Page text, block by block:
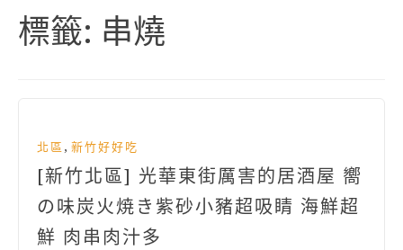
標籤: 串燒
北區 , 新竹好好吃
[新竹北區] 光華東街厲害的居酒屋 嚮
の味炭火焼き紫砂小豬超吸睛 海鮮超
鮮 肉串肉汁多